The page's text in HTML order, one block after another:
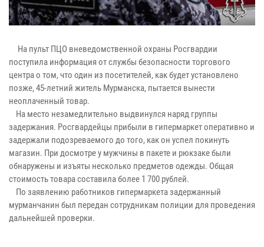
На пульт ПЦО вневедомственной охраны Росгвардии
поступила информация от службы безопасности торгового
центра о том, что один из посетителей, как будет установлено
позже, 45-летний житель Мурманска, пытается вынести
неоплаченный товар.
На место незамедлительно выдвинулся наряд группы
задержания. Росгвардейцы прибыли в гипермаркет оперативно и
задержали подозреваемого до того, как он успел покинуть
магазин. При досмотре у мужчины в пакете и рюкзаке были
обнаружены и изъяты несколько предметов одежды. Общая
стоимость товара составила более 1 700 рублей.
По заявлению работников гипермаркета задержанный
мурманчанин был передан сотрудникам полиции для проведения
дальнейшей проверки.